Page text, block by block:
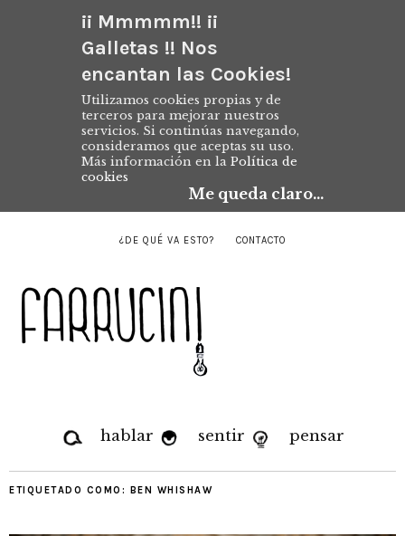
¡¡ Mmmmm!! ¡¡
Galletas !! Nos
encantan las Cookies!
Utilizamos cookies propias y de
terceros para mejorar nuestros
servicios. Si continúas navegando,
consideramos que aceptas su uso.
Más información en la Política de
cookies
Me queda claro...
¿DE QUÉ VA ESTO? CONTACTO
hablar sentir pensar
ETIQUETADO COMO: BEN WHISHAW